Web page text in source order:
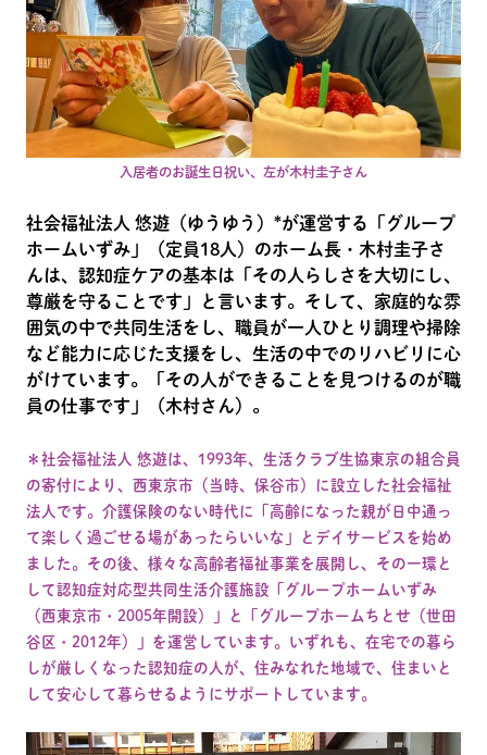
入居者のお誕生日祝い、左が木村圭子さん
社会福祉法人 悠遊（ゆうゆう）*が運営する「グループ
ホームいずみ」（定員18人）のホーム長・木村圭子さ
んは、認知症ケアの基本は「その人らしさを大切にし、
尊厳を守ることです」と言います。そして、家庭的な雰
囲気の中で共同生活をし、職員が一人ひとり調理や掃除
など能力に応じた支援をし、生活の中でのリハビリに心
がけています。「その人ができることを見つけるのが職
員の仕事です」（木村さん）。
＊社会福祉法人 悠遊は、1993年、生活クラブ生協東京の組合員
の寄付により、西東京市（当時、保谷市）に設立した社会福祉
法人です。介護保険のない時代に「高齢になった親が日中通っ
て楽しく過ごせる場があったらいいな」とデイサービスを始め
ました。その後、様々な高齢者福祉事業を展開し、その一環と
して認知症対応型共同生活介護施設「グループホームいずみ
（西東京市・2005年開設）」と「グループホームちとせ（世田
谷区・2012年）」を運営しています。いずれも、在宅での暮ら
しが厳しくなった認知症の人が、住みなれた地域で、住まいと
して安心して暮らせるようにサポートしています。